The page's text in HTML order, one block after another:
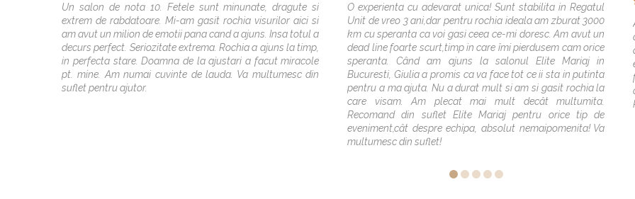
Un salon de nota 10. Fetele sunt minunate, dragute si
extrem de rabdatoare. Mi-am gasit rochia visurilor aici si
am avut un milion de emotii pana cand a ajuns. Insa totul a
decurs perfect. Seriozitate extrema. Rochia a ajuns la timp,
in perfecta stare. Doamna de la ajustari a facut miracole
pt. mine. Am numai cuvinte de lauda. Va multumesc din
suflet pentru ajutor.
O experienta cu adevarat unica! Sunt stabilita in Regatul
Unit de vreo 3 ani,dar pentru rochia ideala am zburat 3000
km cu speranta ca voi gasi ceea ce-mi doresc. Am avut un
dead line foarte scurt,timp in care îmi pierdusem cam orice
speranta. Când am ajuns la salonul Elite Mariaj in
Bucuresti, Giulia a promis ca va face tot ce ii sta in putinta
pentru a ma ajuta. Nu a durat mult si am si gasit rochia la
care visam. Am plecat mai mult decât multumita.
Recomand din suflet Elite Mariaj pentru orice tip de
eveniment,cât despre echipa, absolut nemaipomenita! Va
multumesc din suflet!